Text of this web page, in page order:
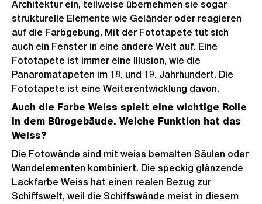
Architektur ein, teilweise übernehmen sie sogar
strukturelle Elemente wie Geländer oder reagieren
auf die Farbgebung. Mit der Fototapete tut sich
auch ein Fenster in eine andere Welt auf. Eine
Fototapete ist immer eine Illusion, wie die
Panaromatapeten im 18. und 19. Jahrhundert. Die
Fototapete ist eine Weiterentwicklung davon.
Auch die Farbe Weiss spielt eine wichtige Rolle
in dem Bürogebäude. Welche Funktion hat das
Weiss?
Die Fotowände sind mit weiss bemalten Säulen oder
Wandelementen kombiniert. Die speckig glänzende
Lackfarbe Weiss hat einen realen Bezug zur
Schiffswelt, weil die Schiffswände meist in diesem